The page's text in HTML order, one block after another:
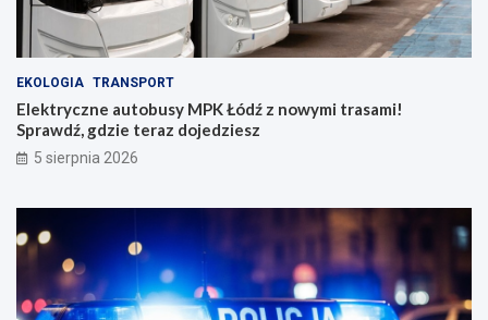
EKOLOGIA TRANSPORT
Elektryczne autobusy MPK Łódź z nowymi trasami!
Sprawdź, gdzie teraz dojedziesz
5 sierpnia 2026